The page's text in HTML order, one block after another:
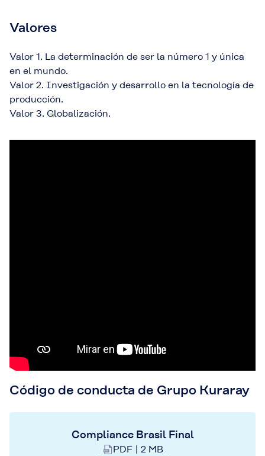
Valores
Valor 1. La determinación de ser la número 1 y única
en el mundo.
Valor 2. Investigación y desarrollo en la tecnología de
producción.
Valor 3. Globalización.
Código de conducta de Grupo Kuraray
Compliance Brasil Final
PDF | 2 MB